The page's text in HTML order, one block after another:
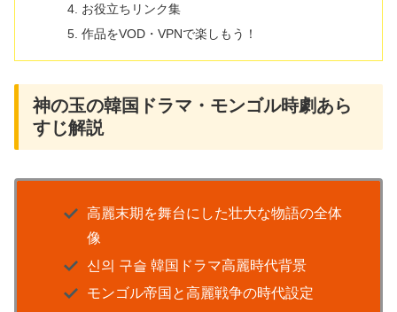
お役立ちリンク集
作品をVOD・VPNで楽しもう！
神の玉の韓国ドラマ・モンゴル時劇あら
すじ解説
高麗末期を舞台にした壮大な物語の全体
像
신의 구슬 韓国ドラマ高麗時代背景
モンゴル帝国と高麗戦争の時代設定